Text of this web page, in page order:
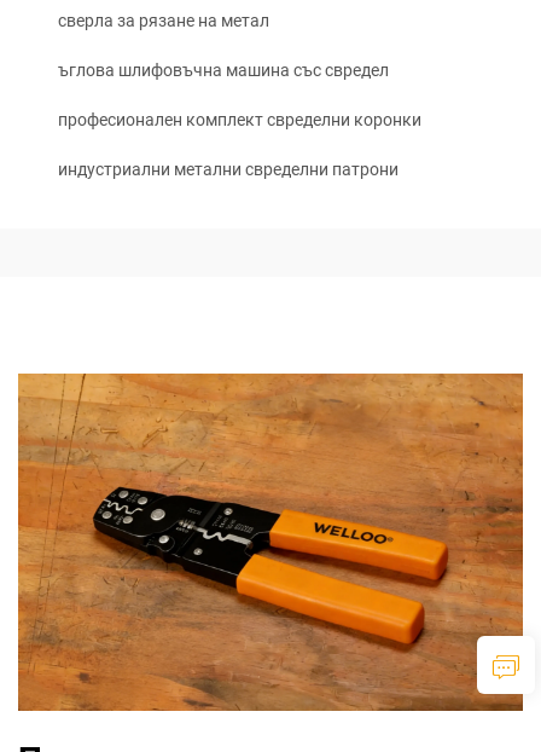
сверла за рязане на метал
ъглова шлифовъчна машина със свредел
професионален комплект свределни коронки
индустриални метални свределни патрони